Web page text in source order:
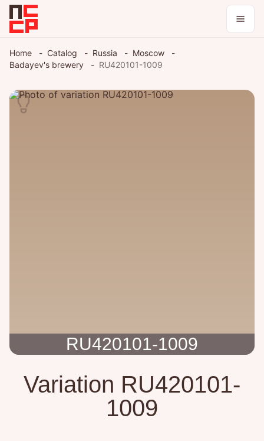
Theme
Home Catalog Russia
Moscow
Badayev's brewery
RU420101-1009
RU420101-1009
Variation RU420101-
1009